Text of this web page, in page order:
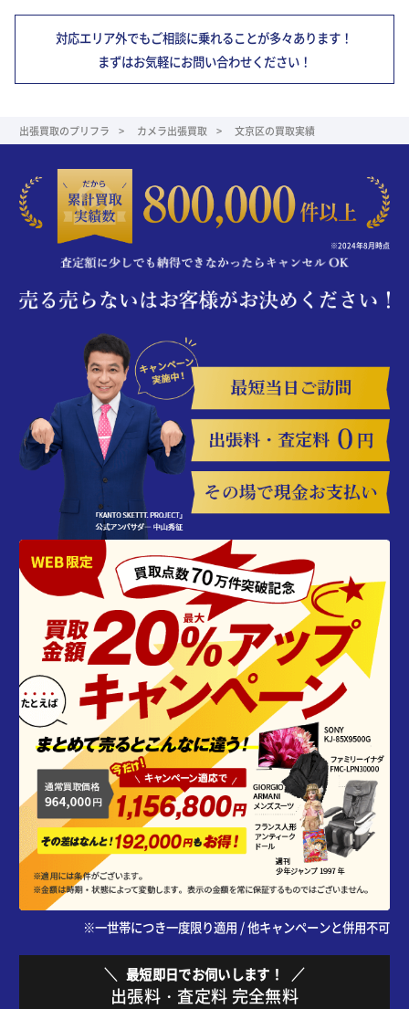
対応エリア外でもご相談に乗れることが多々あります！
まずはお気軽にお問い合わせください！
出張買取のプリフラ カメラ出張買取 文京区の買取実績
※2024年8月時点
※一世帯につき一度限り適用 / 他キャンペーンと併用不可
最短即日でお伺いします！
出張料・査定料 完全無料